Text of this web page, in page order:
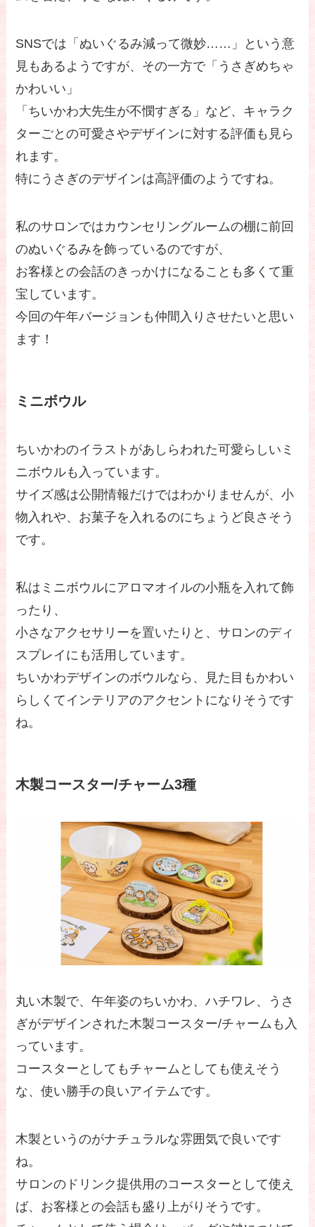
SNSでは「ぬいぐるみ減って微妙……」という意
見もあるようですが、その一方で「うさぎめちゃ
かわいい」
「ちいかわ大先生が不憫すぎる」など、キャラク
ターごとの可愛さやデザインに対する評価も見ら
れます。
特にうさぎのデザインは高評価のようですね。
私のサロンではカウンセリングルームの棚に前回
のぬいぐるみを飾っているのですが、
お客様との会話のきっかけになることも多くて重
宝しています。
今回の午年バージョンも仲間入りさせたいと思い
ます！
ミニボウル
ちいかわのイラストがあしらわれた可愛らしいミ
ニボウルも入っています。
サイズ感は公開情報だけではわかりませんが、小
物入れや、お菓子を入れるのにちょうど良さそう
です。
私はミニボウルにアロマオイルの小瓶を入れて飾
ったり、
小さなアクセサリーを置いたりと、サロンのディ
スプレイにも活用しています。
ちいかわデザインのボウルなら、見た目もかわい
らしくてインテリアのアクセントになりそうです
ね。
木製コースター/チャーム3種
丸い木製で、午年姿のちいかわ、ハチワレ、うさ
ぎがデザインされた木製コースター/チャームも入
っています。
コースターとしてもチャームとしても使えそう
な、使い勝手の良いアイテムです。
木製というのがナチュラルな雰囲気で良いです
ね。
サロンのドリンク提供用のコースターとして使え
ば、お客様との会話も盛り上がりそうです。